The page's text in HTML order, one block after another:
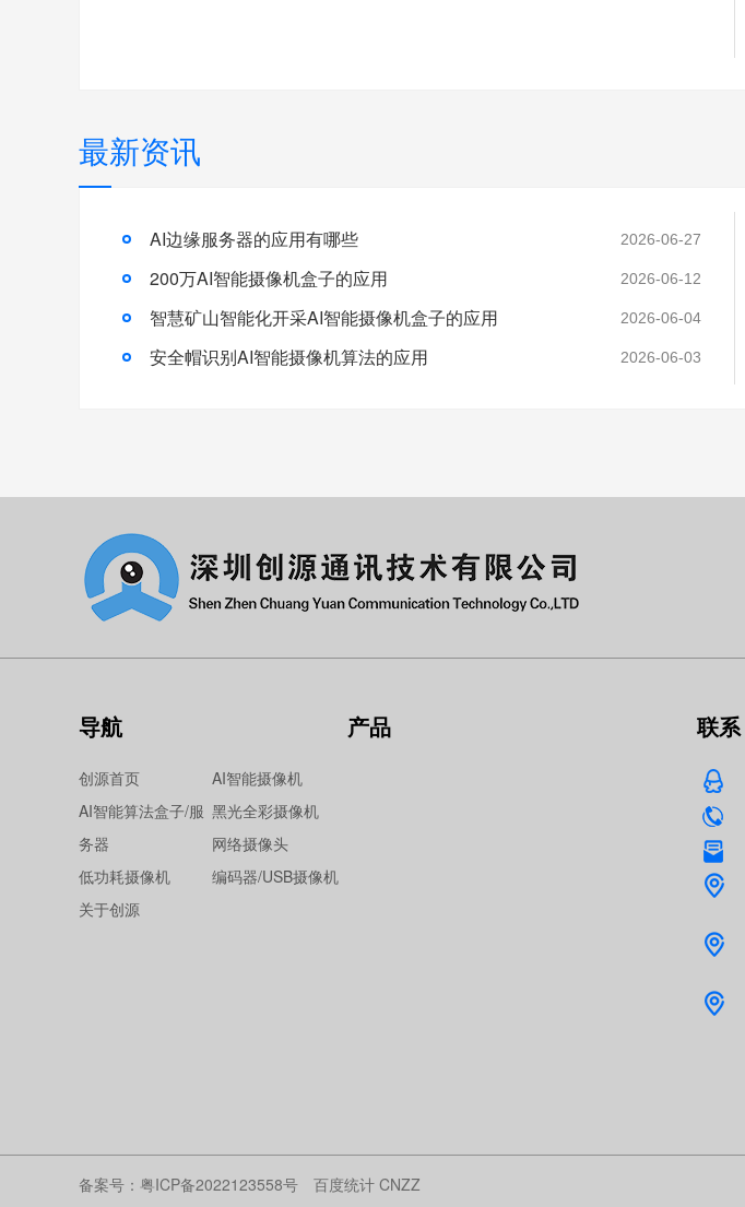
最新资讯
AI边缘服务器的应用有哪些 2026-06-27
200万AI智能摄像机盒子的应用 2026-06-12
智慧矿山智能化开采AI智能摄像机盒子的应用 2026-06-04
安全帽识别AI智能摄像机算法的应用 2026-06-03
导航
创源首页
AI智能摄像机
AI智能算法盒子/服
务器
黑光全彩摄像机
网络摄像头
低功耗摄像机
编码器/USB摄像机
关于创源
产品 联系
备案号： 粤ICP备2022123558号 百度统计 CNZZ